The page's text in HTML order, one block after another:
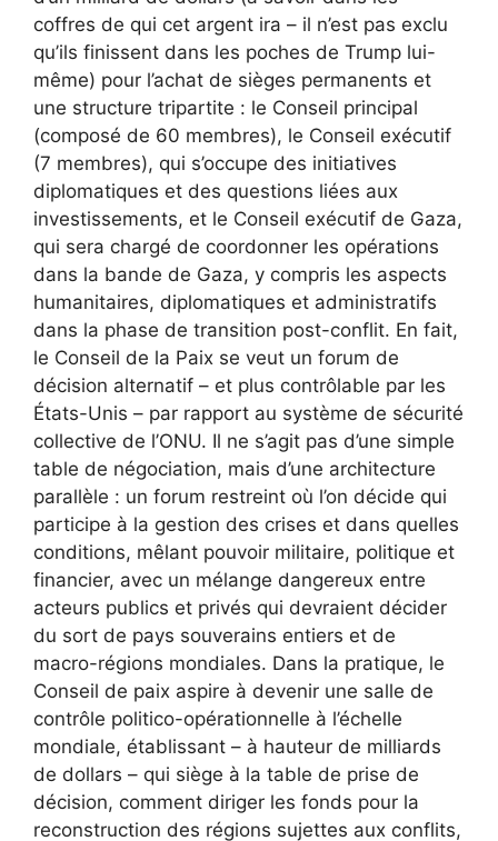
coffres de qui cet argent ira – il n’est pas exclu
qu’ils finissent dans les poches de Trump lui-
même) pour l’achat de sièges permanents et
une structure tripartite : le Conseil principal
(composé de 60 membres), le Conseil exécutif
(7 membres), qui s’occupe des initiatives
diplomatiques et des questions liées aux
investissements, et le Conseil exécutif de Gaza,
qui sera chargé de coordonner les opérations
dans la bande de Gaza, y compris les aspects
humanitaires, diplomatiques et administratifs
dans la phase de transition post-conflit. En fait,
le Conseil de la Paix se veut un forum de
décision alternatif – et plus contrôlable par les
États-Unis – par rapport au système de sécurité
collective de l’ONU. Il ne s’agit pas d’une simple
table de négociation, mais d’une architecture
parallèle : un forum restreint où l’on décide qui
participe à la gestion des crises et dans quelles
conditions, mêlant pouvoir militaire, politique et
financier, avec un mélange dangereux entre
acteurs publics et privés qui devraient décider
du sort de pays souverains entiers et de
macro-régions mondiales. Dans la pratique, le
Conseil de paix aspire à devenir une salle de
contrôle politico-opérationnelle à l’échelle
mondiale, établissant – à hauteur de milliards
de dollars – qui siège à la table de prise de
décision, comment diriger les fonds pour la
reconstruction des régions sujettes aux conflits,